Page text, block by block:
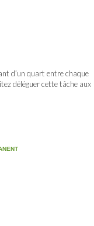
d’un quart entre chaque
déléguer cette tâche aux